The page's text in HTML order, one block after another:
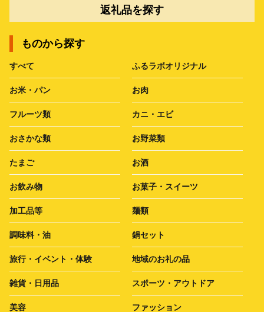
返礼品を探す
ものから探す
すべて ふるラボオリジナル
お米・パン お肉
フルーツ類 カニ・エビ
おさかな類 お野菜類
たまご お酒
お飲み物 お菓子・スイーツ
加工品等 麺類
調味料・油 鍋セット
旅行・イベント・体験 地域のお礼の品
雑貨・日用品 スポーツ・アウトドア
美容 ファッション